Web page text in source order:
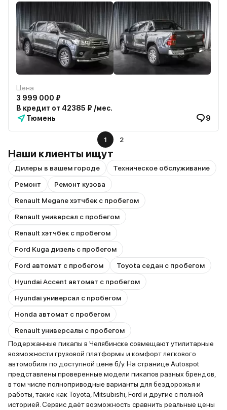
Цена
3 999 000 ₽
В кредит от 42385 ₽ /мес.
Тюмень
9
1 2
Наши клиенты ищут
Дилеры в вашем городе
Техническое обслуживание
Ремонт
Ремонт кузова
Renault Megane хэтчбек с пробегом
Renault универсал с пробегом
Renault хэтчбек с пробегом
Ford Kuga дизель с пробегом
Ford автомат с пробегом
Toyota седан с пробегом
Hyundai Accent автомат с пробегом
Hyundai универсал с пробегом
Honda автомат с пробегом
Renault универсалы с пробегом
Подержанные пикапы в Челябинске совмещают утилитарные
возможности грузовой платформы и комфорт легкового
автомобиля по доступной цене б/у. На странице Autospot
представлены проверенные модели пикапов разных брендов,
в том числе полноприводные варианты для бездорожья и
работы, такие как Toyota, Mitsubishi, Ford и другие с полной
историей. Сервис даёт возможность сравнить реальные цены